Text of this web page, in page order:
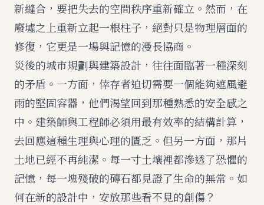
新縫合，要把失去的空間秩序重新確立。然而，在
廢墟之上重新立起一根柱子，絕對只是物理層面的
修復，它更是一場與記憶的漫長協商。
災後的城市規劃與建築設計，往往面臨著一種深刻
的矛盾。一方面，倖存者迫切需要一個能夠遮風避
雨的堅固容器，他們渴望回到那種熟悉的安全感之
中。建築師與工程師必須用最有效率的結構計算，
去回應這種生理與心理的匱乏。但另一方面，那片
土地已經不再純潔。每一寸土壤裡都滲透了恐懼的
記憶，每一塊殘破的磚石都見證了生命的無常。如
何在新的設計中，安放那些看不見的創傷？